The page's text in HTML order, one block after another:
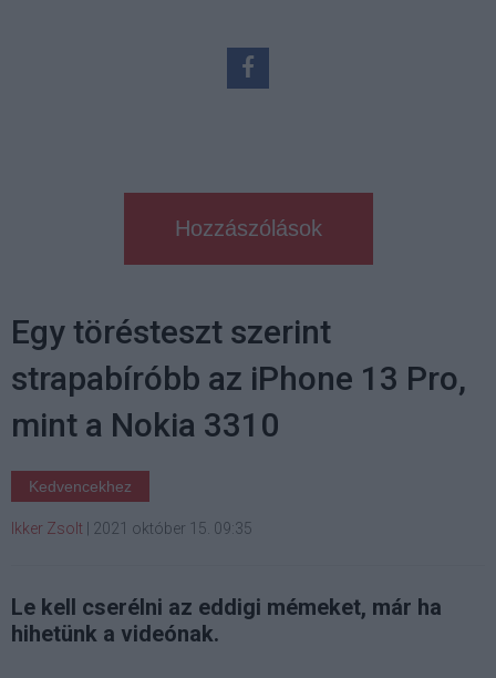
Hozzászólások
Egy törésteszt szerint
strapabíróbb az iPhone 13 Pro,
mint a Nokia 3310
Kedvencekhez
Ikker Zsolt 2021 október 15. 09:35
Le kell cserélni az eddigi mémeket, már ha
hihetünk a videónak.